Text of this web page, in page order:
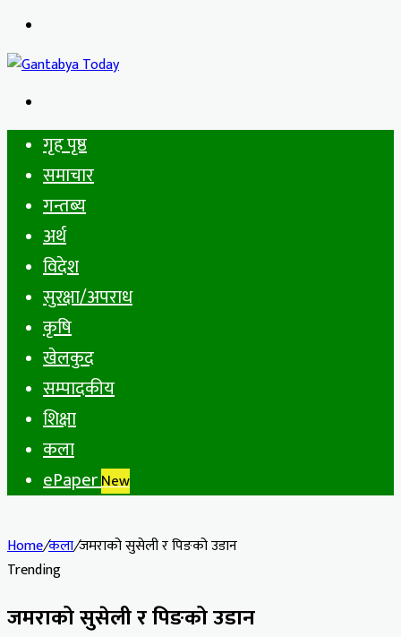
for
गृह पृष्ठ
समाचार
गन्तब्य
अर्थ
विदेश
सुरक्षा/अपराध
कृषि
खेलकुद
सम्पादकीय
शिक्षा
कला
ePaperNew
Home/कला/जमराको सुसेली र पिङको उडान
Trending
जमराको सुसेली र पिङको उडान